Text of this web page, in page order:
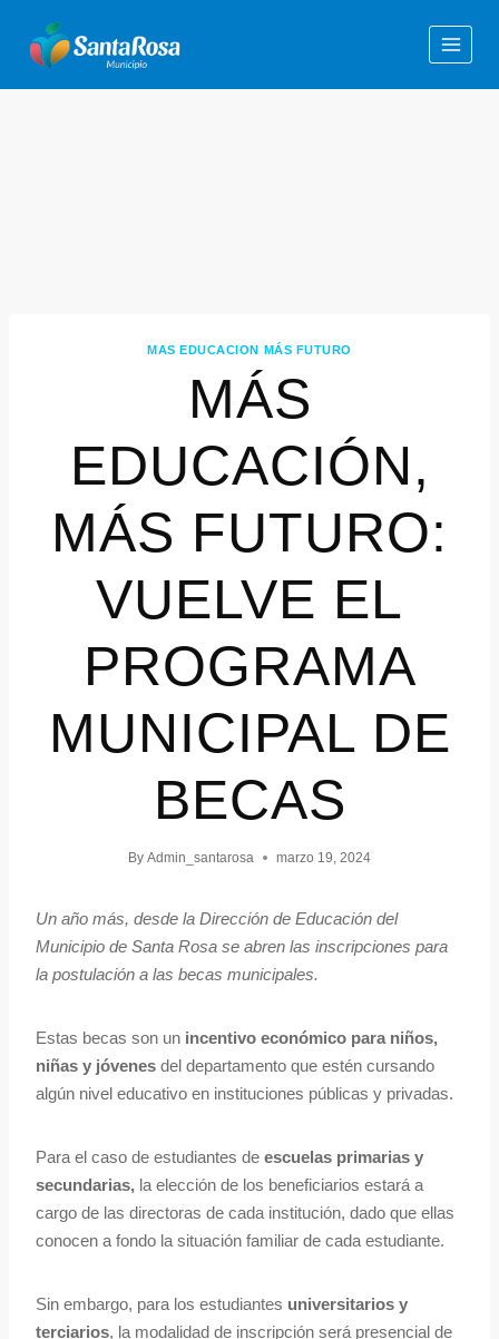
MAS EDUCACION MÁS FUTURO
MÁS
EDUCACIÓN,
MÁS FUTURO:
VUELVE EL
PROGRAMA
MUNICIPAL DE
BECAS
By Admin_santarosa marzo 19, 2024
Un año más, desde la Dirección de Educación del
Municipio de Santa Rosa se abren las inscripciones para
la postulación a las becas municipales.
Estas becas son un incentivo económico para niños,
niñas y jóvenes del departamento que estén cursando
algún nivel educativo en instituciones públicas y privadas.
Para el caso de estudiantes de escuelas primarias y
secundarias, la elección de los beneficiarios estará a
cargo de las directoras de cada institución, dado que ellas
conocen a fondo la situación familiar de cada estudiante.
Sin embargo, para los estudiantes universitarios y
terciarios, la modalidad de inscripción será presencial de